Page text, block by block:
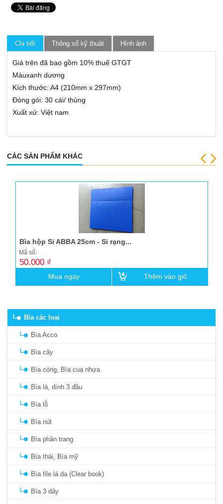
Bao da đựng giấy tờ xe
Lau bảng, Nước lau bảng trắng
Bảng trắng mika
Dụng cụ khác
Súng bắn gỗ
Chi tiết Thông số kỹ thuật Hình ảnh
Giá trên đã bao gồm 10% thuế GTGT
Màuxanh dương
Kích thước: A4 (210mm x 297mm)
Đóng gói: 30 cái/ thùng
Xuất xứ: Việt nam
CÁC SẢN PHẨM KHÁC
Bìa hộp Si ABBA 25cm - Si rạng...
Mã số:
50.000 ₫
Mua ngay Thêm vào giỏ
Bìa các loại
Bìa Acco
Bìa cây
Bìa còng, Bìa cua nhựa
Bìa lá, dính 3 đầu
Bìa lỗ
Bìa nút
Bìa phân trang
Bìa thái, Bìa mỹ
Bìa file lá da (Clear book)
Bìa 3 dây